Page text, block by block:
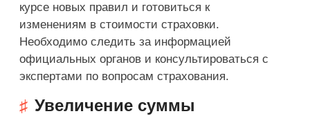
курсе новых правил и готовиться к
изменениям в стоимости страховки.
Необходимо следить за информацией
официальных органов и консультироваться с
экспертами по вопросам страхования.
Увеличение суммы